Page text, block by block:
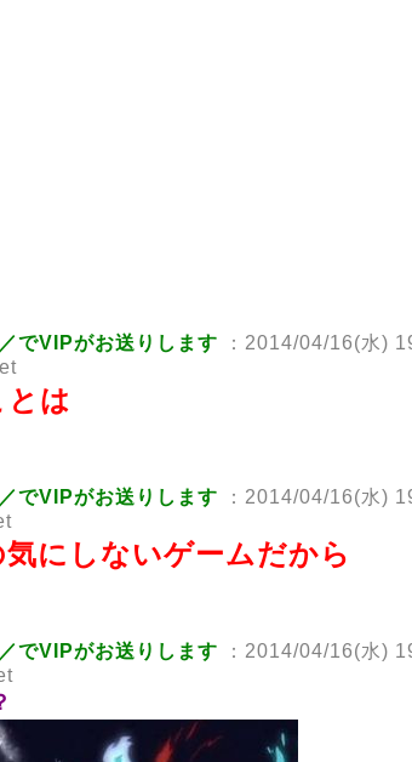
でVIPがお送りします
：2014/04/16(水)
とは
でVIPがお送りします
：2014/04/16(水)
にしないゲームだから
でVIPがお送りします
：2014/04/16(水)